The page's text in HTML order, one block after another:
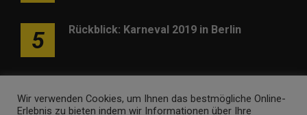
5 Rückblick: Karneval 2019 in Berlin
Wir verwenden Cookies, um Ihnen das bestmögliche Online-
Erlebnis zu bieten indem wir Informationen über Ihre